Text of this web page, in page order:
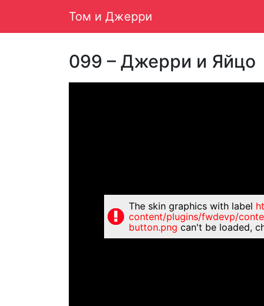
Main Navigation
Том и Джерри
099 – Джерри и Яйцо
The skin graphics with label
content/plugins/fwdevp/
button.png can't be loaded,